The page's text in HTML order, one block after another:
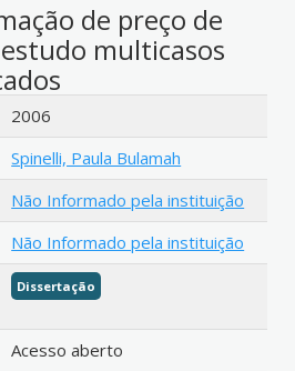
de preço de
multicasos
2006
Spinelli, Paula Bulamah
Não Informado pela instituição
Não Informado pela instituição
Dissertação
Acesso aberto